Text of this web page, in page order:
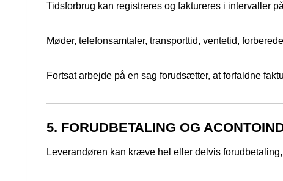
Tidsforbrug kan registreres og faktureres i intervaller
Møder, telefonsamtaler, transporttid, ventetid,
Fortsat arbejde på en sag forudsætter, at forfaldne
5. FORUDBETALING OG
Leverandøren kan kræve hel eller delvis